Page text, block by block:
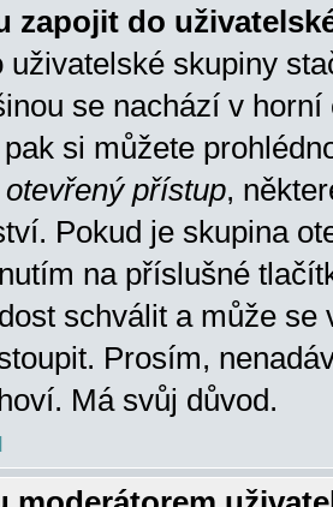
zapojit do
uživatelské skupiny
se nachází v horní
si můžete
otevřený přístup,
Pokud je skupina
na příslušné
schválit a může se
Prosím,
Má svůj důvod.